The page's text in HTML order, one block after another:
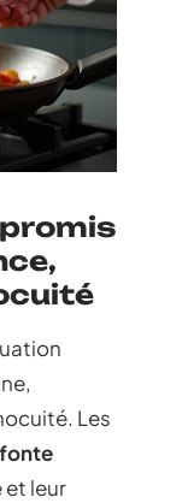
Les
fonte
et leur